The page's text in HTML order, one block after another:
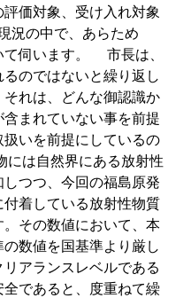
価対象、受け入れ対象
況の中で、あらため
て伺います。 市長は、
のではないと繰り返し
れは、どんな御認識か
まれていない事を前提
いを前提にしているの
には自然界にある放射性
つつ、今回の福島原発
着している放射性物質
その数値において、本
数値を国基準より厳し
アランスレベルである
であると、度重ねて繰